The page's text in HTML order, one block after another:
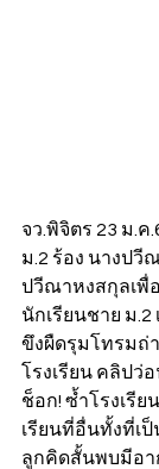
จว.พิจิตร 23 ม.
ม.2 ร้อง นางปวี
ปวีณาหงสกุลเพื่
นักเรียนชาย ม.2
ขึงผืดรุมโทรมถ่
โรงเรียน คลิปว่
ช็อก! ซ้ำโรงเรีย
เรียนที่อื่นทั้งที่เ
ลูกคิดสั้นพบมีอา